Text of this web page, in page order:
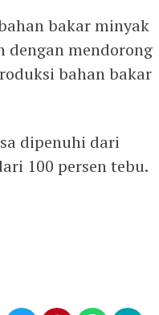
bakar minyak
dengan mendorong
bahan bakar
dipenuhi dari
100 persen tebu.